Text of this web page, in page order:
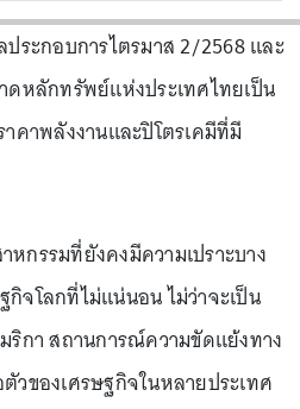
ระกอบการไตรมาส 2/2568 และ
หลักทรัพย์แห่งประเทศไทยเป็น
คาพลังงานและปิโตรเคมีที่มี
กรรมที่ยังคงมีความเปราะบาง
จโลกที่ไม่แน่นอน ไม่ว่าจะเป็น
ริกา สถานการณ์ความขัดแย้งทาง
วของเศรษฐกิจในหลายประเทศ